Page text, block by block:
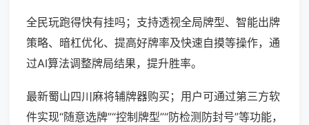
全民玩跑得快有挂吗；支持透视全局牌型、智能出牌
策略、暗杠优化、提高好牌率及快速自摸等操作，通
过AI算法调整牌局结果，提升胜率。
最新蜀山四川麻将辅牌器购买；用户可通过第三方软
件实现“随意选牌”“控制牌型”“防检测防封号”等功能，